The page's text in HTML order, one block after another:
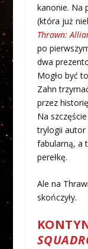
kanonie. Na
(która już
Thrawn:
po
dwa
Mogło być
Zahn
przez
Na
trylogii autor
fabularną, a
perełkę.
Ale na
skończyły.